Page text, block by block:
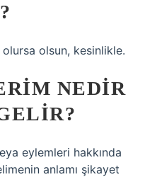
olsun, kesinlikle.
NEDIR
eylemleri hakkında
anlamı şikayet